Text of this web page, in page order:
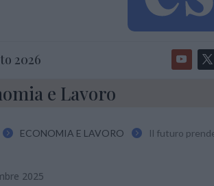
2026
e Lavoro
 ECONOMIA E LAVORO  Il futuro
2025